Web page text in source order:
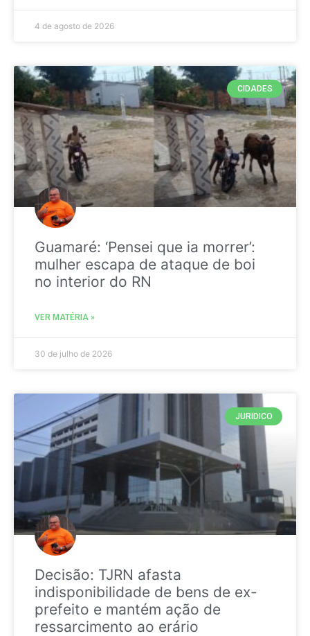
4 de agosto de 2026
CIDADES
Guamaré: ‘Pensei que ia morrer’:
mulher escapa de ataque de boi
no interior do RN
VER MATÉRIA »
30 de julho de 2026
JURIDICO
Decisão: TJRN afasta
indisponibilidade de bens de ex-
prefeito e mantém ação de
ressarcimento ao erário